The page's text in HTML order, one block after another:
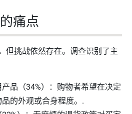
痛点
但挑战依然存在。调查识别了主
品（34%）：购物者希望在决定
的外观或合身程度。.